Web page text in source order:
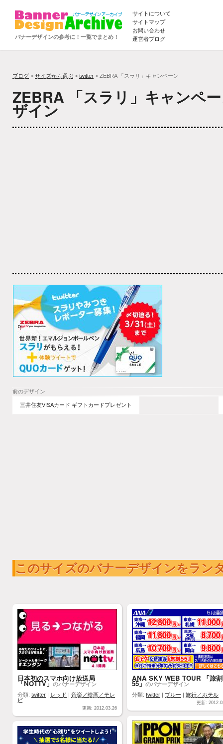
バナーデザインの参考に！一覧でまとめ！
サイトについて
サイトマップ
お問い合わせ
運営者ブログ
ブログ > サイズから選ぶ > twitter > ZEBRA 「スラリ」キャンペーン
ZEBRA 「スラリ」キャンペ
ザイン
前のデザイン
三井住友VISAカード ギフトカードプレゼント
このサイズのバナーデザインをラン
日本初のスマホ向け放送局
「NOTTV」 のバナーデザイン
分類: twitter レッド
音楽／映画／テレ
ビ
更新: 2012.03.26
ANA SKY WEB TOUR 「旅割
55」 のバナーデザイン
分類: twitter ブルー 旅行／ホテル
更新: